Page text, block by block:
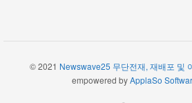
© 2021 Newswave25 무단전재, 재배포 및
empowered byApplaSo